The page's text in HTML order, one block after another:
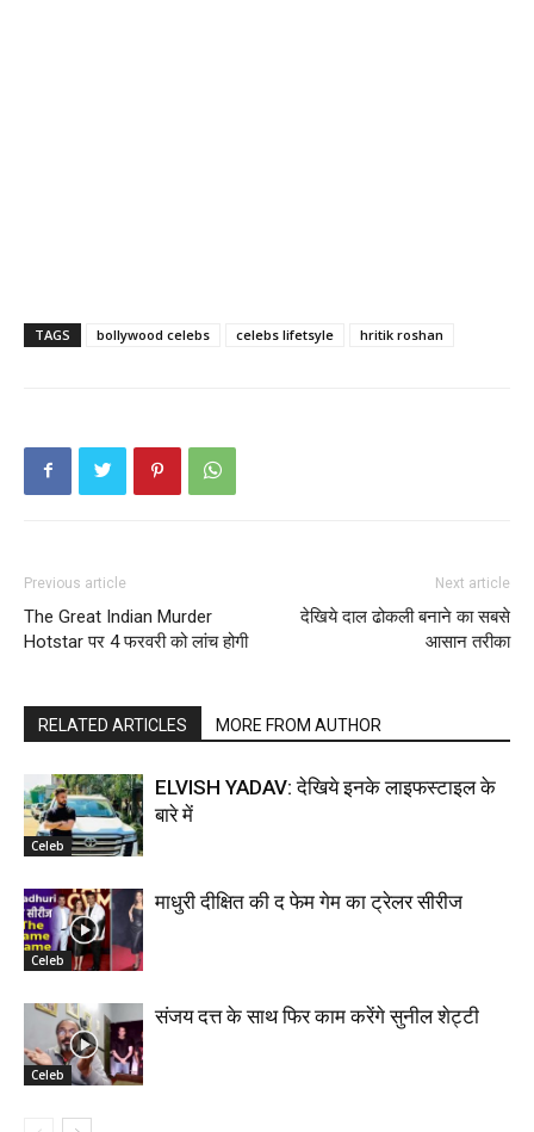
TAGS bollywood celebs celebs lifetsyle hritik roshan
Previous article
The Great Indian Murder
Hotstar पर 4 फरवरी को लांच होगी
Next article
देखिये दाल ढोकली बनाने का सबसे
आसान तरीका
RELATED ARTICLES MORE FROM AUTHOR
Celeb
ELVISH YADAV: देखिये इनके लाइफस्टाइल के
बारे में
Celeb
माधुरी दीक्षित की द फेम गेम का ट्रेलर सीरीज
Celeb
संजय दत्त के साथ फिर काम करेंगे सुनील शेट्टी